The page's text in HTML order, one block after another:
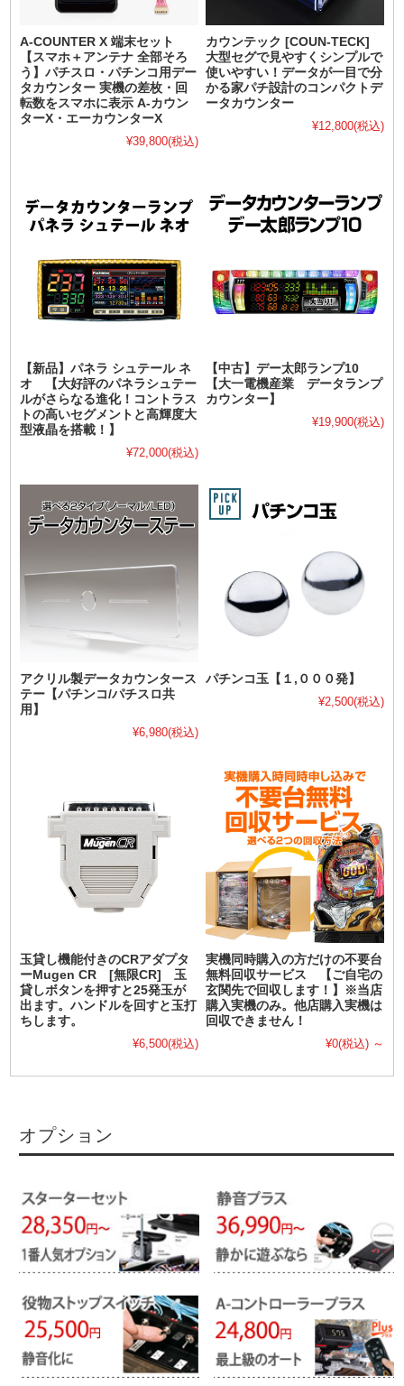
A-COUNTER X 端末セット
【スマホ＋アンテナ 全部そろ
う】パチスロ・パチンコ用デー
タカウンター 実機の差枚・回
転数をスマホに表示 A-カウン
ターX・エーカウンターX
¥39,800(税込)
カウンテック [COUN-TECK]
大型セグで見やすくシンプルで
使いやすい！データが一目で分
かる家パチ設計のコンパクトデ
ータカウンター
¥12,800(税込)
【新品】パネラ シュテール ネ
オ 【大好評のパネラシュテー
ルがさらなる進化！コントラス
トの高いセグメントと高輝度大
型液晶を搭載！】
¥72,000(税込)
【中古】デー太郎ランプ10
【大一電機産業 データランプ
カウンター】
¥19,900(税込)
アクリル製データカウンタース
テー【パチンコ/パチスロ共
用】
¥6,980(税込)
パチンコ玉【１,０００発】
¥2,500(税込)
玉貸し機能付きのCRアダプタ
ーMugen CR [無限CR] 玉
貸しボタンを押すと25発玉が
出ます。ハンドルを回すと玉打
ちします。
¥6,500(税込)
実機同時購入の方だけの不要台
無料回収サービス 【ご自宅の
玄関先で回収します！】※当店
購入実機のみ。他店購入実機は
回収できません！
¥0(税込) ～
オプション